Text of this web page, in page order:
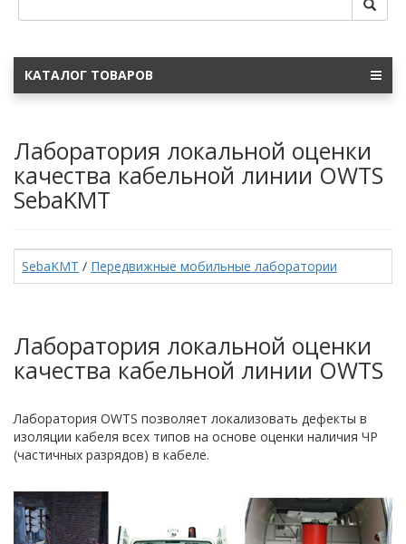
КАТАЛОГ ТОВАРОВ
Лаборатория локальной оценки
качества кабельной линии OWTS
SebaKMT
SebaKMT / Передвижные мобильные лаборатории
Лаборатория локальной оценки
качества кабельной линии OWTS
Лаборатория OWTS позволяет локализовать дефекты в
изоляции кабеля всех типов на основе оценки наличия ЧР
(частичных разрядов) в кабеле.